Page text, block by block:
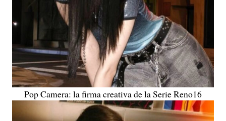
Pop Camera: la firma creativa de la Serie Reno16